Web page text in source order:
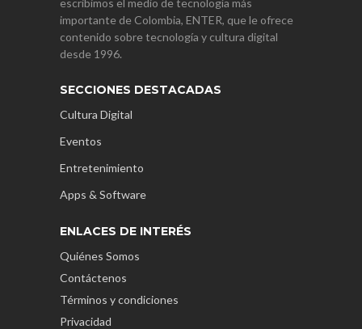
importante de Colombia, ENTER, que le ofrece
contenido sobre tecnología y cultura digital
desde 1996.
SECCIONES DESTACADAS
Cultura Digital
Eventos
Entretenimiento
Apps & Software
ENLACES DE INTERÉS
Quiénes Somos
Contáctenos
Términos y condiciones
Privacidad